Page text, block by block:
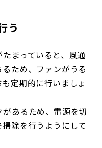
う
まっていると、風通
ため、ファンがうる
定期的に行いましょ
あるため、電源を切
除を行うようにして